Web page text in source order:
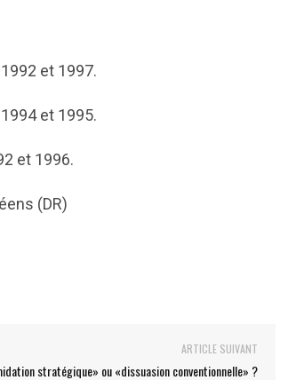
et 1997.
et 1995.
et 1996.
(DR)
ARTICLE SUIVANT
stratégique» ou «dissuasion conventionnelle» ?